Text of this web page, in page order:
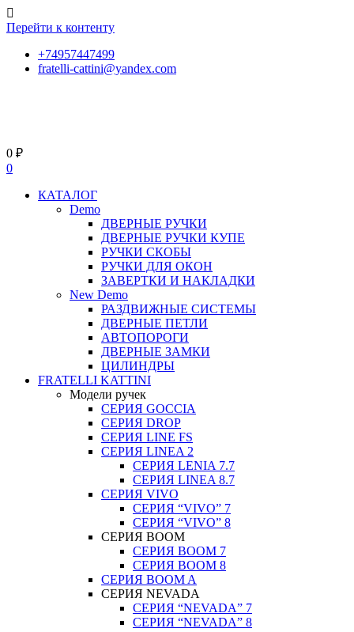
Перейти к контенту
+74957447499
fratelli-cattini@yandex.com
0 ₽
0
КАТАЛОГ
Demo
ДВЕРНЫЕ РУЧКИ
ДВЕРНЫЕ РУЧКИ КУПЕ
РУЧКИ СКОБЫ
РУЧКИ ДЛЯ ОКОН
ЗАВЕРТКИ И НАКЛАДКИ
New Demo
РАЗДВИЖНЫЕ СИСТЕМЫ
ДВЕРНЫЕ ПЕТЛИ
АВТОПОРОГИ
ДВЕРНЫЕ ЗАМКИ
ЦИЛИНДРЫ
FRATELLI KATTINI
Модели ручек
СЕРИЯ GOCCIA
СЕРИЯ DROP
СЕРИЯ LINE FS
СЕРИЯ LINEA 2
СЕРИЯ LENIA 7.7
СЕРИЯ LINEA 8.7
СЕРИЯ VIVO
СЕРИЯ “VIVO” 7
СЕРИЯ “VIVO” 8
СЕРИЯ ВOOM
СЕРИЯ ВOOM 7
СЕРИЯ ВOOM 8
СЕРИЯ ВOOM A
СЕРИЯ NEVADA
СЕРИЯ “NEVADA” 7
СЕРИЯ “NEVADA” 8